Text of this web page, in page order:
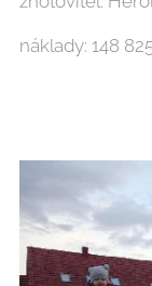
náklady: 148